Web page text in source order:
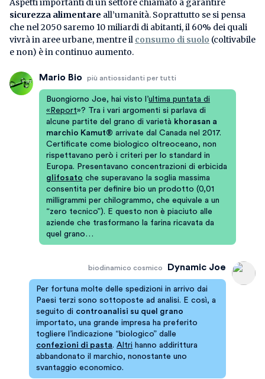
Aspetti importanti di un settore chiamato a garantire
sicurezza alimentare all’umanità. Soprattutto se si pensa
che nel 2050 saremo 10 miliardi di abitanti, il 60% dei quali
vivrà in aree urbane, mentre il consumo di suolo (coltivabile
e non) è in continuo aumento.
Mario Bio più antiossidanti per tutti
Buongiorno Joe, hai visto l’ultima puntata di
«Report»? Tra i vari argomenti si parlava di
alcune partite del grano di varietà khorasan a
marchio Kamut® arrivate dal Canada nel 2017.
Certificate come biologico oltreoceano, non
rispettavano però i criteri per lo standard in
Europa. Presentavano concentrazioni di erbicida
glifosato che superavano la soglia massima
consentita per definire bio un prodotto (0,01
milligrammi per chilogrammo, che equivale a un
“zero tecnico”). E questo non è piaciuto alle
aziende che trasformano la farina ricavata da
quel grano…
Dynamic Joe
biodinamico cosmico
Per fortuna molte delle spedizioni in arrivo dai
Paesi terzi sono sottoposte ad analisi. E così, a
seguito di controanalisi su quel grano
importato, una grande impresa ha preferito
togliere l’indicazione “biologico” dalle
confezioni di pasta.Altri hanno addirittura
abbandonato il marchio, nonostante uno
svantaggio economico.